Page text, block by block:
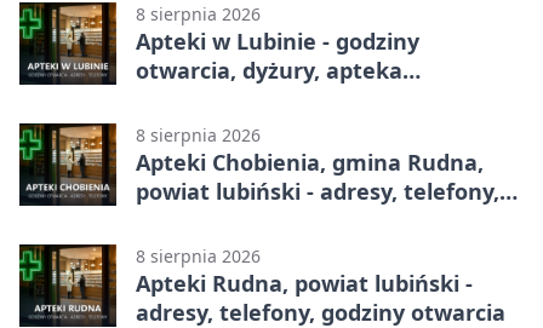
8 sierpnia 2026
Apteki w Lubinie - godziny
otwarcia, dyżury, apteka
8 sierpnia 2026
Apteki Chobienia, gmina Rudna,
powiat lubiński - adresy, telefony,
8 sierpnia 2026
Apteki Rudna, powiat lubiński -
adresy, telefony, godziny otwarcia